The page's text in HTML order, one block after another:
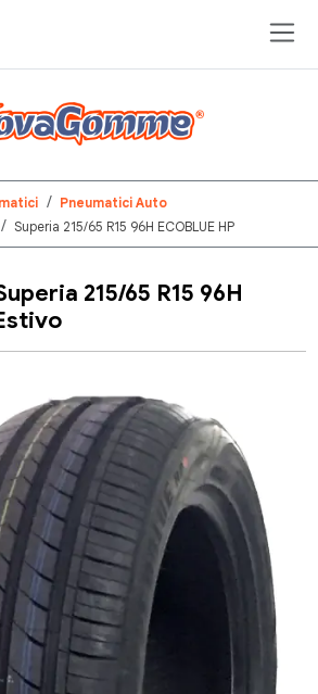
Pneumatici Auto
Superia 215/65 R15 96H ECOBLUE HP
215/65 R15 96H